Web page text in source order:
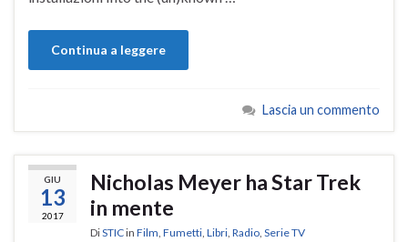
Continua a leggere
Lascia un commento
GIU
13
2017
Nicholas Meyer ha Star Trek
in mente
DiSTICin Film Fumetti Libri Radio Serie TV